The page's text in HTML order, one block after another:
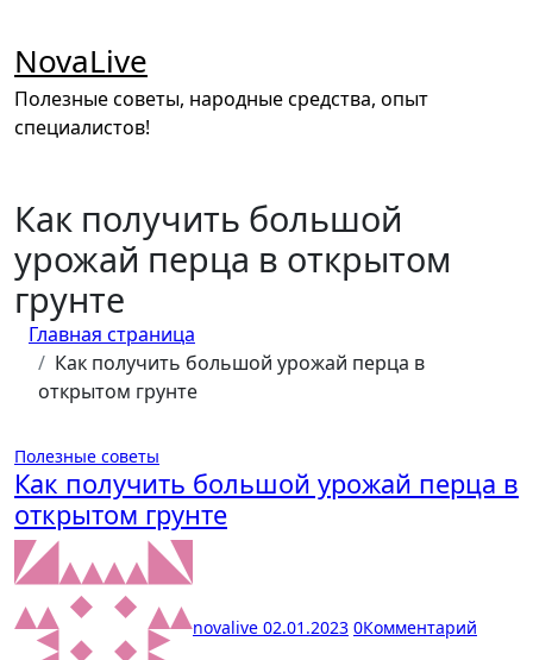
содержимому
NovaLive
Полезные советы, народные средства, опыт
специалистов!
Как получить большой
урожай перца в открытом
грунте
Главная страница
Как получить большой урожай перца в
открытом грунте
Полезные советы
Как получить большой урожай перца в
открытом грунте
novalive 02.01.2023 0Комментарий